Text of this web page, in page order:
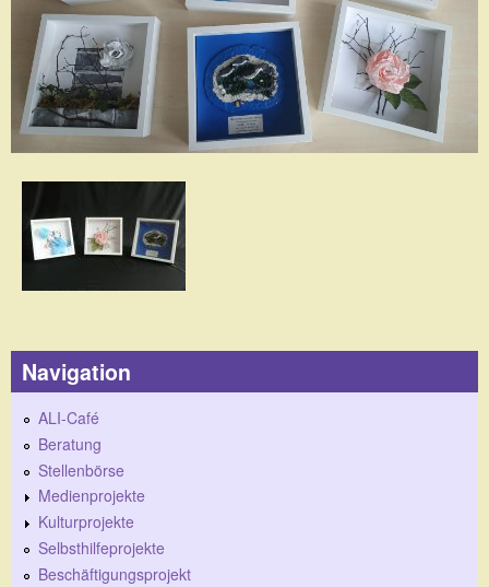
Navigation
ALI-Café
Beratung
Stellenbörse
Medienprojekte
Kulturprojekte
Selbsthilfeprojekte
Beschäftigungsprojekt